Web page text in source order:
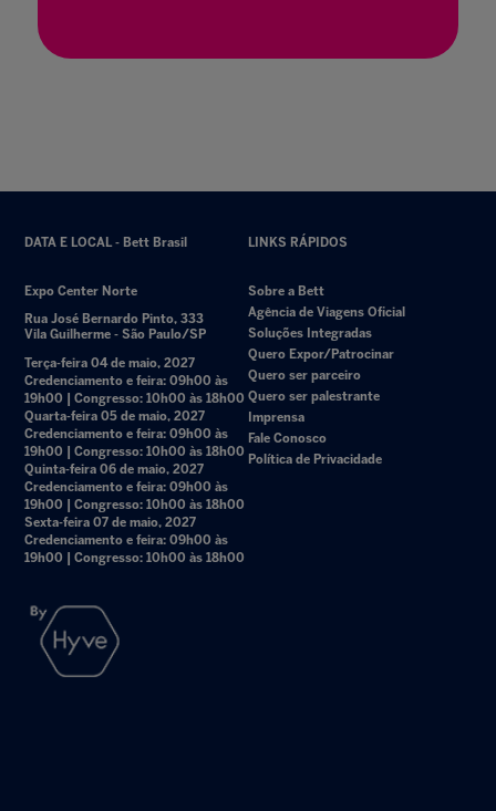
DATA E LOCAL - Bett Brasil
Expo Center Norte
Rua José Bernardo Pinto, 333
Vila Guilherme - São Paulo/SP
Terça-feira 04 de maio, 2027
Credenciamento e feira: 09h00 às
19h00 | Congresso: 10h00 às 18h00
Quarta-feira 05 de maio, 2027
Credenciamento e feira: 09h00 às
19h00 | Congresso: 10h00 às 18h00
Quinta-feira 06 de maio, 2027
Credenciamento e feira: 09h00 às
19h00 | Congresso: 10h00 às 18h00
Sexta-feira 07 de maio, 2027
Credenciamento e feira: 09h00 às
19h00 | Congresso: 10h00 às 18h00
LINKS RÁPIDOS
Sobre a Bett
Agência de Viagens Oficial
Soluções Integradas
Quero Expor/Patrocinar
Quero ser parceiro
Quero ser palestrante
Imprensa
Fale Conosco
Política de Privacidade